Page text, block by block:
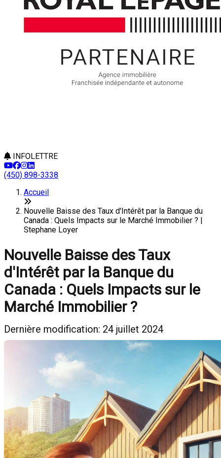
INFOLETTRE
(450) 898-3338
Accueil
Nouvelle Baisse des Taux d'Intérêt par la Banque du
Canada : Quels Impacts sur le Marché Immobilier ? |
Stephane Loyer
Nouvelle Baisse des Taux
d'Intérêt par la Banque du
Canada : Quels Impacts sur le
Marché Immobilier ?
Dernière modification: 24 juillet 2024